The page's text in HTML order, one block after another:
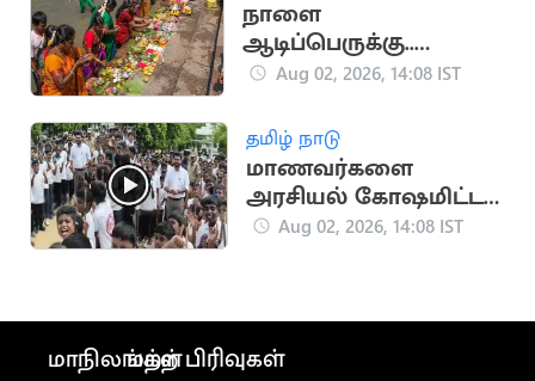
நாளை
ஆடிப்பெருக்கு..
கண்டிப்பாக செய்ய
என்னென்ன?
Aug 02, 2026, 14:08 IST
தமிழ் நாடு
மாணவர்களை
அரசியல் கோஷமிட்ட
வைத்த அமைச்சர் பிரபு
Aug 02, 2026, 14:08 IST
மாநிலங்கள்மற்ற பிரிவுகள்